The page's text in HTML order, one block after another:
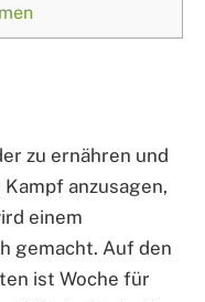
zu ernähren und
anzusagen,
einem
gemacht. Auf den
ist Woche für